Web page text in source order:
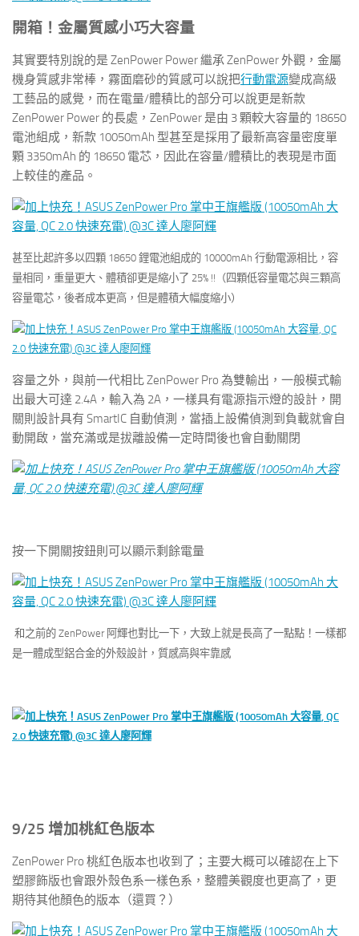
開箱！金屬質感小巧大容量
其實要特別說的是 ZenPower Power 繼承 ZenPower 外觀，金屬
機身質感非常棒，霧面磨砂的質感可以說把行動電源變成高級
工藝品的感覺，而在電量/體積比的部分可以說更是新款
ZenPower Power 的長處，ZenPower 是由 3 顆較大容量的 18650
電池組成，新款 10050mAh 型甚至是採用了最新高容量密度單
顆 3350mAh 的 18650 電芯，因此在容量/體積比的表現是市面
上較佳的產品。
甚至比起許多以四顆 18650 鋰電池組成的 10000mAh 行動電源相比，容
量相同，重量更大、體積卻更是縮小了 25% !!（四顆低容量電芯與三顆高
容量電芯，後者成本更高，但是體積大幅度縮小）
容量之外，與前一代相比 ZenPower Pro 為雙輸出，一般模式輸
出最大可達 2.4A，輸入為 2A，一樣具有電源指示燈的設計，開
關則設計具有 SmartIC 自動偵測，當插上設備偵測到負載就會自
動開啟，當充滿或是拔離設備一定時間後也會自動關閉
按一下開關按鈕則可以顯示剩餘電量
和之前的 ZenPower 阿輝也對比一下，大致上就是長高了一點點！ 一樣都
是一體成型鋁合金的外殼設計，質感高與牢靠感
9/25 增加桃紅色版本
ZenPower Pro 桃紅色版本也收到了；主要大概可以確認在上下
塑膠飾版也會跟外殼色系一樣色系，整體美觀度也更高了，更
期待其他顏色的版本（還買？）